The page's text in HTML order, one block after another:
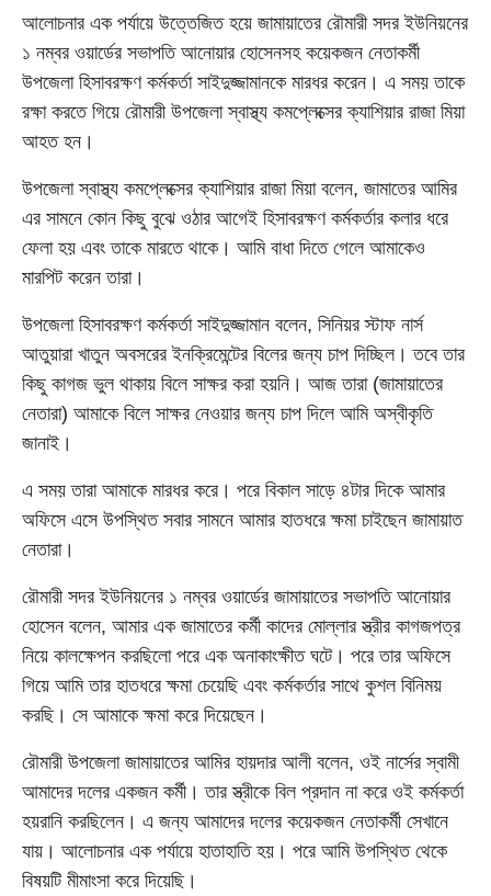
আলোচনার এক পর্যায়ে উত্তেজিত হয়ে জামায়াতের রৌমারী সদর ইউনিয়নের
১ নম্বর ওয়ার্ডের সভাপতি আনোয়ার হোসেনসহ কয়েকজন নেতাকর্মী
উপজেলা হিসাবরক্ষণ কর্মকর্তা সাইদুজ্জামানকে মারধর করেন। এ সময় তাকে
রক্ষা করতে গিয়ে রৌমারী উপজেলা স্বাস্থ্য কমপ্লেক্সের ক্যাশিয়ার রাজা মিয়া
আহত হন।
উপজেলা স্বাস্থ্য কমপ্লেক্সের ক্যাশিয়ার রাজা মিয়া বলেন, জামাতের আমির
এর সামনে কোন কিছু বুঝে ওঠার আগেই হিসাবরক্ষণ কর্মকর্তার কলার ধরে
ফেলা হয় এবং তাকে মারতে থাকে। আমি বাধা দিতে গেলে আমাকেও
মারপিট করেন তারা।
উপজেলা হিসাবরক্ষণ কর্মকর্তা সাইদুজ্জামান বলেন, সিনিয়র স্টাফ নার্স
আতুয়ারা খাতুন অবসরের ইনক্রিমেন্টের বিলের জন্য চাপ দিচ্ছিল। তবে তার
কিছু কাগজ ভুল থাকায় বিলে সাক্ষর করা হয়নি। আজ তারা (জামায়াতের
নেতারা) আমাকে বিলে সাক্ষর নেওয়ার জন্য চাপ দিলে আমি অস্বীকৃতি
জানাই।
এ সময় তারা আমাকে মারধর করে। পরে বিকাল সাড়ে ৪টার দিকে আমার
অফিসে এসে উপস্থিত সবার সামনে আমার হাতধরে ক্ষমা চাইছেন জামায়াত
নেতারা।
রৌমারী সদর ইউনিয়নের ১ নম্বর ওয়ার্ডের জামায়াতের সভাপতি আনোয়ার
হোসেন বলেন, আমার এক জামাতের কর্মী কাদের মোল্লার স্ত্রীর কাগজপত্র
নিয়ে কালক্ষেপন করছিলো পরে এক অনাকাংক্ষীত ঘটে। পরে তার অফিসে
গিয়ে আমি তার হাতধরে ক্ষমা চেয়েছি এবং কর্মকর্তার সাথে কুশল বিনিময়
করছি। সে আমাকে ক্ষমা করে দিয়েছেন।
রৌমারী উপজেলা জামায়াতের আমির হায়দার আলী বলেন, ওই নার্সের স্বামী
আমাদের দলের একজন কর্মী। তার স্ত্রীকে বিল প্রদান না করে ওই কর্মকর্তা
হয়রানি করছিলেন। এ জন্য আমাদের দলের কয়েকজন নেতাকর্মী সেখানে
যায়। আলোচনার এক পর্যায়ে হাতাহাতি হয়। পরে আমি উপস্থিত থেকে
বিষয়টি মীমাংসা করে দিয়েছি।